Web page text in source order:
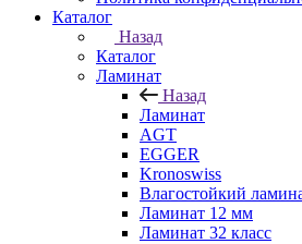
Каталог
Назад
Каталог
Ламинат
Назад
Ламинат
AGT
EGGER
Kronoswiss
Влагостойкий
Ламинат 12 мм
Ламинат 32 класс